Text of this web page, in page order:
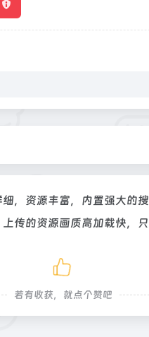
，资源丰富，内置强大的
传的资源画质高加载快，只
若有收获，就点个赞吧